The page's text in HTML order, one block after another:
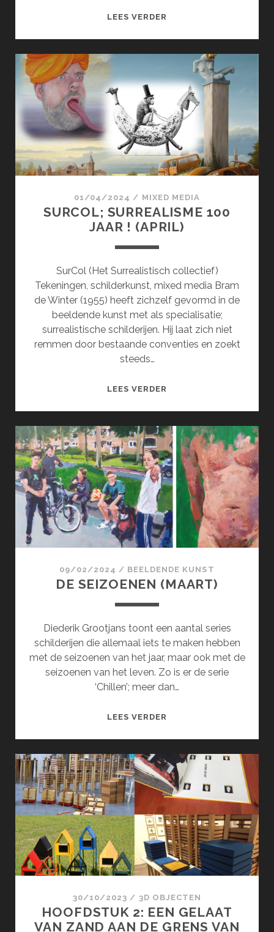
LEES VERDER
FAIRYTALES
01/04/2024 / MIXED MEDIA
SURCOL; SURREALISME 100
JAAR ! (APRIL)
SurCol (Het Surrealistisch collectief)
Tekeningen, schilderkunst, mixed media Bram
de Winter (1955) heeft zichzelf gevormd in de
beeldende kunst met als specialisatie;
surrealistische schilderijen. Hij laat zich niet
remmen door bestaande conventies en zoekt
steeds…
LEES VERDER
JAAR
!
(APRIL)
09/02/2024 / BEELDENDE KUNST
DE SEIZOENEN (MAART)
Diederik Grootjans toont een aantal series
schilderijen die allemaal iets te maken hebben
met de seizoenen van het jaar, maar ook met de
seizoenen van het leven. Zo is er de serie
‘Chillen’; meer dan…
LEES VERDER
30/10/2023 / 3D OBJECTEN
HOOFDSTUK 2: EEN GELAAT
VAN ZAND AAN DE GRENS VAN